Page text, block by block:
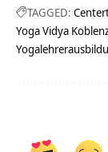
TAGGED:
Yoga Vidya